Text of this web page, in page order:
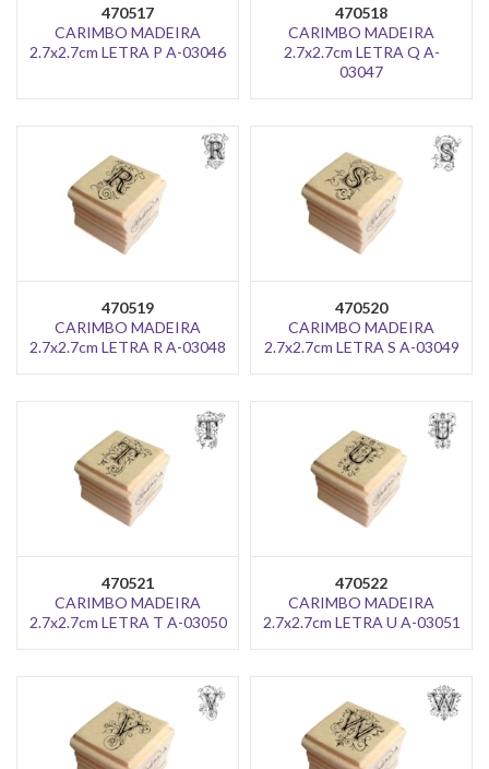
470517
CARIMBO MADEIRA
2.7x2.7cm LETRA P A-03046
470518
CARIMBO MADEIRA
2.7x2.7cm LETRA Q A-
03047
470519
CARIMBO MADEIRA
2.7x2.7cm LETRA R A-03048
470520
CARIMBO MADEIRA
2.7x2.7cm LETRA S A-03049
470521
CARIMBO MADEIRA
2.7x2.7cm LETRA T A-03050
470522
CARIMBO MADEIRA
2.7x2.7cm LETRA U A-03051